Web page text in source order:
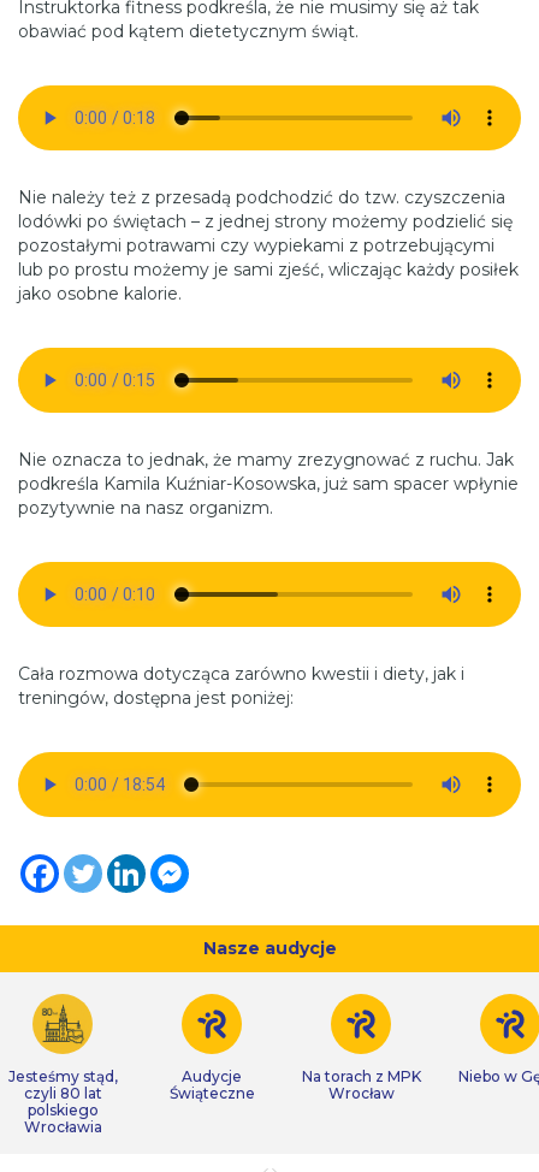
Instruktorka fitness podkreśla, że nie musimy się aż tak
obawiać pod kątem dietetycznym świąt.
Nie należy też z przesadą podchodzić do tzw. czyszczenia
lodówki po świętach – z jednej strony możemy podzielić się
pozostałymi potrawami czy wypiekami z potrzebującymi
lub po prostu możemy je sami zjeść, wliczając każdy posiłek
jako osobne kalorie.
Nie oznacza to jednak, że mamy zrezygnować z ruchu. Jak
podkreśla Kamila Kuźniar-Kosowska, już sam spacer wpłynie
pozytywnie na nasz organizm.
Cała rozmowa dotycząca zarówno kwestii i diety, jak i
treningów, dostępna jest poniżej:
Nasze audycje
Jesteśmy stąd,
czyli 80 lat
polskiego
Wrocławia
Audycje
Świąteczne
Na torach z MPK
Wrocław
Niebo w